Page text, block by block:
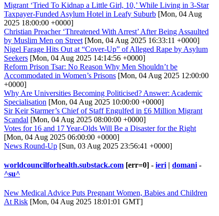
Migrant ‘Tried To Kidnap a Little Girl, 10,’ While Living in 3-Star
Taxpayer-Funded Asylum Hotel in Leafy Suburb [Mon, 04 Aug
2025 18:00:00 +0000]
Christian Preacher ‘Threatened With Arrest’ After Being Assaulted
by Muslim Men on Street [Mon, 04 Aug 2025 16:33:11 +0000]
Nigel Farage Hits Out at “Cover-Up” of Alleged Rape by Asylum
Seekers [Mon, 04 Aug 2025 14:14:56 +0000]
Reform Prison Tsar: No Reason Why Men Shouldn’t be
Accommodated in Women’s Prisons [Mon, 04 Aug 2025 12:00:00
+0000]
Why Are Universities Becoming Politicised? Answer: Academic
Specialisation [Mon, 04 Aug 2025 10:00:00 +0000]
Sir Keir Starmer’s Chief of Staff Engulfed in £6 Million Migrant
Scandal [Mon, 04 Aug 2025 08:00:00 +0000]
Votes for 16 and 17 Year-Olds Will Be a Disaster for the Right
[Mon, 04 Aug 2025 06:00:00 +0000]
News Round-Up [Sun, 03 Aug 2025 23:56:41 +0000]
worldcouncilforhealth.substack.com [err=0] - ieri | domani -
^su^
New Medical Advice Puts Pregnant Women, Babies and Children
At Risk [Mon, 04 Aug 2025 18:01:01 GMT]